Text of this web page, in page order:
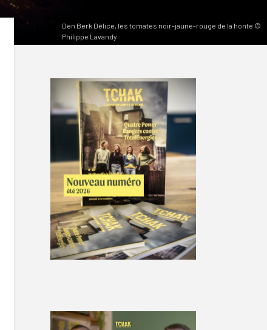
Den Berk Délice, les tomates noir-jaune-rouge de la honte ©
Philippe Lavandy